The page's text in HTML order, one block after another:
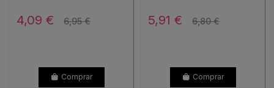
4,09 € 6,95 €
Comprar
5,91 € 6,80 €
Comprar